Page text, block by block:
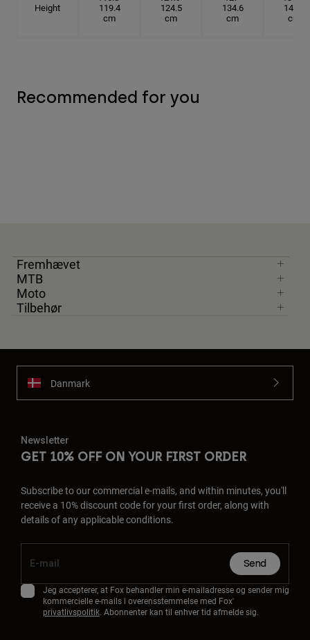
Height
119.4
cm
124.5
cm
134.6
cm
142.2
cm
Recommended for you
Fremhævet
MTB
Moto
Tilbehør
Danmark
Newsletter
GET 10% OFF ON YOUR FIRST ORDER
Subscribe to our commercial e-mails, and within minutes, you'll
receive a 10% discount code for your first order, along with
details of any applicable conditions.
Send
Jeg accepterer, at Fox behandler min e-mailadresse og sender mig
kommercielle e-mails i overensstemmelse med Fox'
privatlivspolitik. Abonnenter kan til enhver tid afmelde sig.